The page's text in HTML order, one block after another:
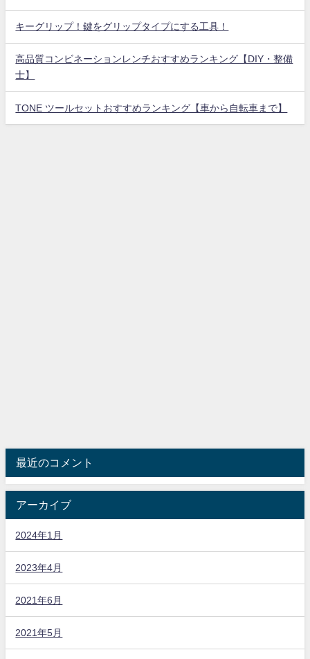
キーグリップ！鍵をグリップタイプにする工具！
高品質コンビネーションレンチおすすめランキング【DIY・整備
士】
TONE ツールセットおすすめランキング【車から自転車まで】
最近のコメント
アーカイブ
2024年1月
2023年4月
2021年6月
2021年5月